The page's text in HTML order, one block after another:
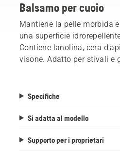
Balsamo per cuoio
Mantiene la pelle morbida
una superficie
Contiene lanolina, cera
visone. Adatto per stivali e
Specifiche
Si adatta al modello
Supporto per i proprietari